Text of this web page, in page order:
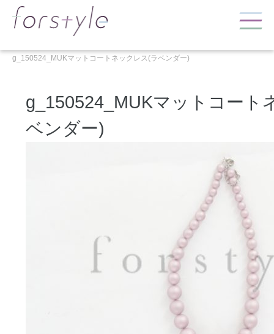
g_150524_MUKマットコートネックレス(ラベンダー)
g_150524_MUKマットコート
ベンダー)